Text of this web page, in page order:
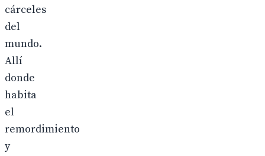
cárceles
del
mundo.
Allí
donde
habita
el
remordimiento
y